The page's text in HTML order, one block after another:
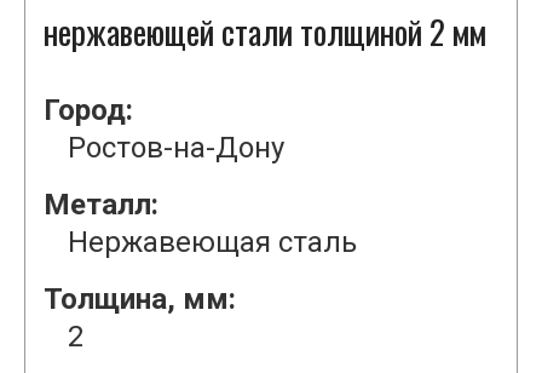
нержавеющей стали толщиной 2 мм
Город:
Ростов-на-Дону
Металл:
Нержавеющая сталь
Толщина, мм:
2